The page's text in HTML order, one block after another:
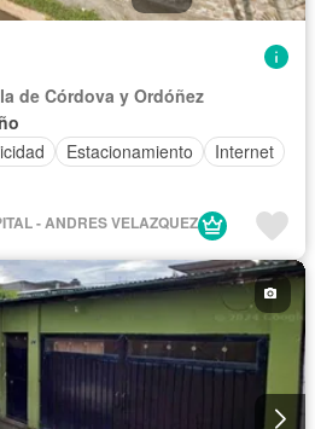
de Córdova y Ordóñez
Estacionamiento
Internet
- ANDRES VELAZQUEZ